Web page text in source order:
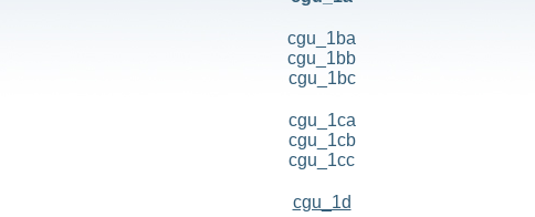
cgu_1ba
cgu_1bb
cgu_1bc
cgu_1ca
cgu_1cb
cgu_1cc
cgu_1d